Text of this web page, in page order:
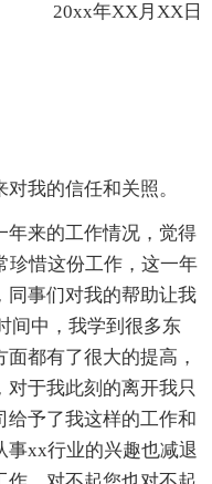
20xx年XX月XX日
我的信任和关照。
年来的工作情况，觉得
珍惜这份工作，这一年
同事们对我的帮助让我
间中，我学到很多东
都有了很大的提高，
对于我此刻的离开我只
予了我这样的工作和
事xx行业的兴趣也减退